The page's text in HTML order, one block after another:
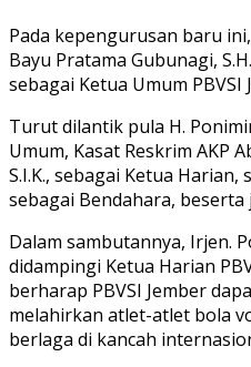
Pada kepengurusan baru
Bayu Pratama Gubunagi,
sebagai Ketua Umum PBVSI
Turut dilantik pula H.
Umum, Kasat Reskrim AKP
S.I.K., sebagai Ketua Harian,
sebagai Bendahara,
Dalam sambutannya, Irjen.
didampingi Ketua Harian
berharap PBVSI Jember
melahirkan atlet-atlet bola
berlaga di kancah